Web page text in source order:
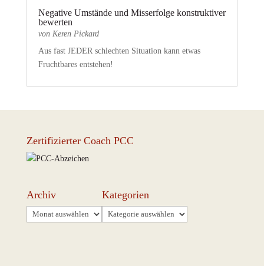
Negative Umstände und Misserfolge konstruktiver
bewerten
von Keren Pickard
Aus fast JEDER schlechten Situation kann etwas
Fruchtbares entstehen!
Zertifizierter Coach PCC
Archiv
Archiv
Kategorien
Kategorien